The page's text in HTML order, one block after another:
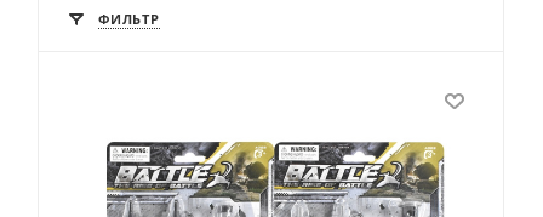
ФИЛЬТР